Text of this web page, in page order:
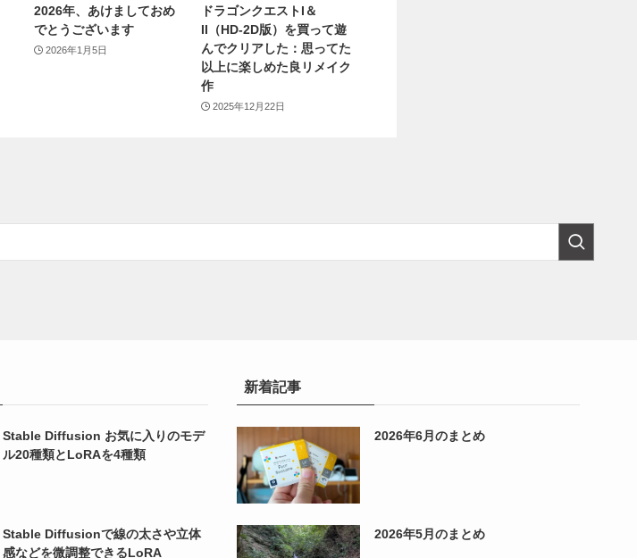
2026年、あけましておめ
でとうございます
2026年1月5日
ドラゴンクエストI＆
II（HD-2D版）を買って遊
んでクリアした：思ってた
以上に楽しめた良リメイク
作
2025年12月22日
Stable Diffusion お気に入りのモデ
ル20種類とLoRAを4種類
Stable Diffusionで線の太さや立体
感などを微調整できるLoRA
新着記事
2026年6月のまとめ
2026年5月のまとめ